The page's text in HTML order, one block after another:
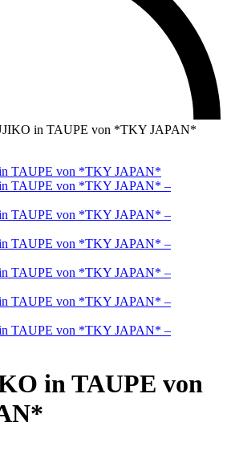
in TAUPE von *TKY JAPAN*
in TAUPE von